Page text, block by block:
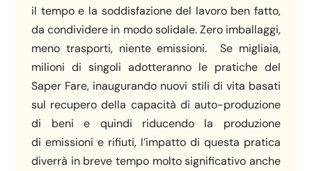
il tempo e la soddisfazione del lavoro ben fatto,
da condividere in modo solidale. Zero imballaggi,
meno trasporti, niente emissioni. Se migliaia,
milioni di singoli adotteranno le pratiche del
Saper Fare, inaugurando nuovi stili di vita basati
sul recupero della capacità di auto-produzione
di beni e quindi riducendo la produzione
di emissioni e rifiuti, l’impatto di questa pratica
diverrà in breve tempo molto significativo anche